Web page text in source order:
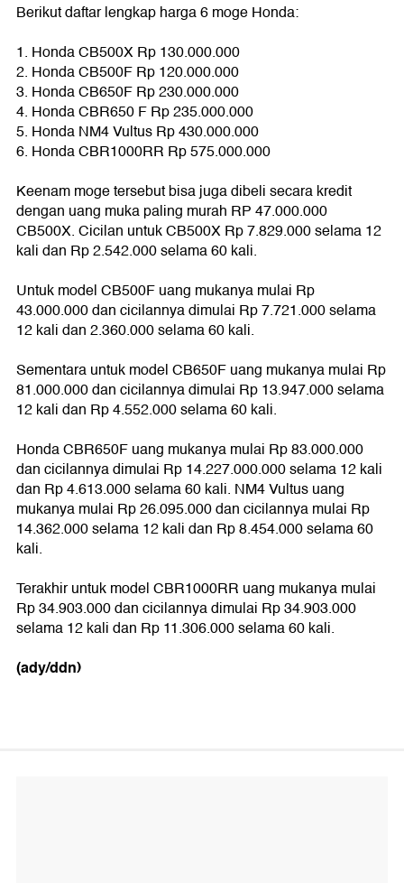
Berikut daftar lengkap harga 6 moge Honda:
1. Honda CB500X Rp 130.000.000
2. Honda CB500F Rp 120.000.000
3. Honda CB650F Rp 230.000.000
4. Honda CBR650 F Rp 235.000.000
5. Honda NM4 Vultus Rp 430.000.000
6. Honda CBR1000RR Rp 575.000.000
Keenam moge tersebut bisa juga dibeli secara kredit
dengan uang muka paling murah RP 47.000.000
CB500X. Cicilan untuk CB500X Rp 7.829.000 selama 12
kali dan Rp 2.542.000 selama 60 kali.
Untuk model CB500F uang mukanya mulai Rp
43.000.000 dan cicilannya dimulai Rp 7.721.000 selama
12 kali dan 2.360.000 selama 60 kali.
Sementara untuk model CB650F uang mukanya mulai Rp
81.000.000 dan cicilannya dimulai Rp 13.947.000 selama
12 kali dan Rp 4.552.000 selama 60 kali.
Honda CBR650F uang mukanya mulai Rp 83.000.000
dan cicilannya dimulai Rp 14.227.000.000 selama 12 kali
dan Rp 4.613.000 selama 60 kali. NM4 Vultus uang
mukanya mulai Rp 26.095.000 dan cicilannya mulai Rp
14.362.000 selama 12 kali dan Rp 8.454.000 selama 60
kali.
Terakhir untuk model CBR1000RR uang mukanya mulai
Rp 34.903.000 dan cicilannya dimulai Rp 34.903.000
selama 12 kali dan Rp 11.306.000 selama 60 kali.
(ady/ddn)